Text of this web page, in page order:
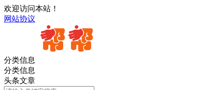
欢迎访问本站！
网站协议
分类信息
分类信息
头条文章